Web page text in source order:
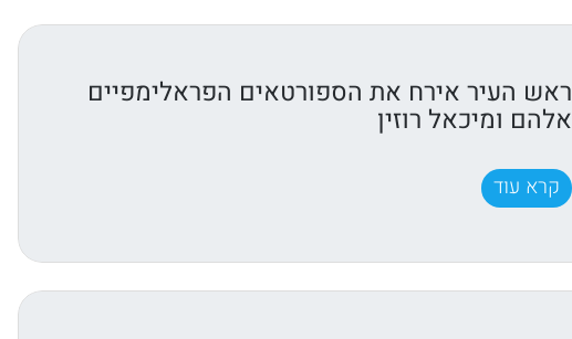
ראש העיר אירח את הספורטאים הפראלימפיים
אלהם ומיכאל רוזין
קרא עוד